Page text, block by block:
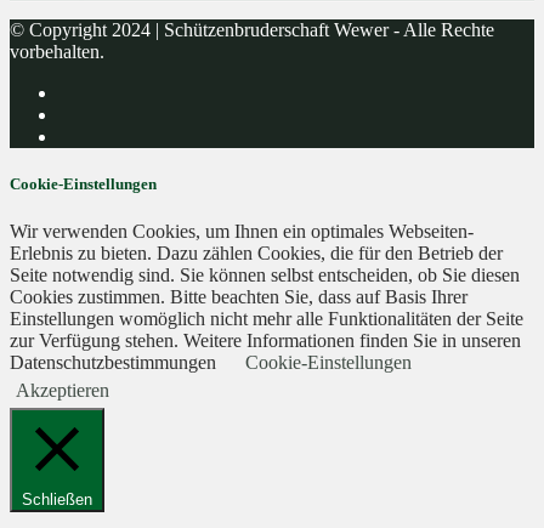
© Copyright 2024 | Schützenbruderschaft Wewer - Alle Rechte
vorbehalten.
Cookie-Einstellungen
Wir verwenden Cookies, um Ihnen ein optimales Webseiten-
Erlebnis zu bieten. Dazu zählen Cookies, die für den Betrieb der
Seite notwendig sind. Sie können selbst entscheiden, ob Sie diesen
Cookies zustimmen. Bitte beachten Sie, dass auf Basis Ihrer
Einstellungen womöglich nicht mehr alle Funktionalitäten der Seite
zur Verfügung stehen. Weitere Informationen finden Sie in unseren
Datenschutzbestimmungen
Cookie-Einstellungen
Akzeptieren
Schließen